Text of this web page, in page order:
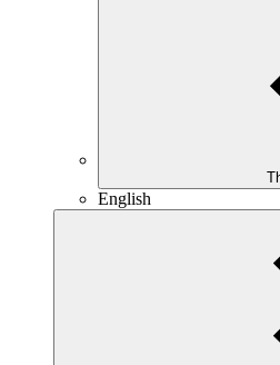
English